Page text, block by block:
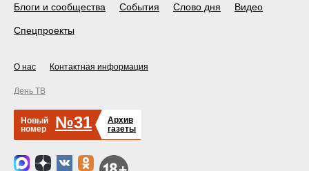
Блоги и сообщества События Слово дня Видео
Спецпроекты
О нас Контактная информация
День ТВ
Новый
номер
№31
Архив
газеты